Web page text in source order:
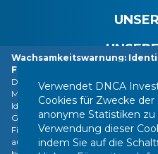
Wachsamkeitswarnung:
Finance.
DNCA Finance, eine
Managers, macht die Öffentlichkeit
Identität von verschiedenen im
Gesellschaften missbraucht wird,
ausgibt. Diese Personen und
KONTAKT
IHRE
Verwendet DNCA
Cookies für Zwecke
anonyme Statistiken
Verwendung dieser
indem Sie auf die